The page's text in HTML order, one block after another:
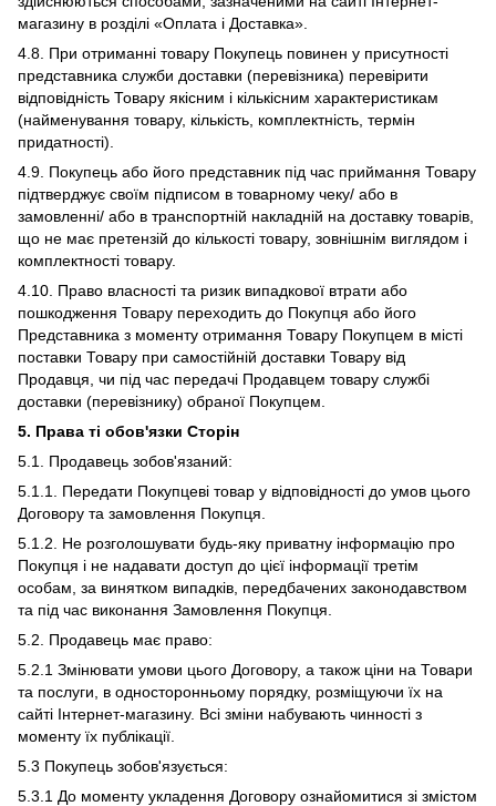
магазину в розділі «Оплата і Доставка».
4.8. При отриманні товару Покупець повинен у присутності
представника служби доставки (перевізника) перевірити
відповідність Товару якісним і кількісним характеристикам
(найменування товару, кількість, комплектність, термін
придатності).
4.9. Покупець або його представник під час приймання Товару
підтверджує своїм підписом в товарному чеку/ або в
замовленні/ або в транспортній накладній на доставку товарів,
що не має претензій до кількості товару, зовнішнім виглядом і
комплектності товару.
4.10. Право власності та ризик випадкової втрати або
пошкодження Товару переходить до Покупця або його
Представника з моменту отримання Товару Покупцем в місті
поставки Товару при самостійній доставки Товару від
Продавця, чи під час передачі Продавцем товару службі
доставки (перевізнику) обраної Покупцем.
5. Права ті обов'язки Сторін
5.1. Продавець зобов'язаний:
5.1.1. Передати Покупцеві товар у відповідності до умов цього
Договору та замовлення Покупця.
5.1.2. Не розголошувати будь-яку приватну інформацію про
Покупця і не надавати доступ до цієї інформації третім
особам, за винятком випадків, передбачених законодавством
та під час виконання Замовлення Покупця.
5.2. Продавець має право:
5.2.1 Змінювати умови цього Договору, а також ціни на Товари
та послуги, в односторонньому порядку, розміщуючи їх на
сайті Інтернет-магазину. Всі зміни набувають чинності з
моменту їх публікації.
5.3 Покупець зобов'язується:
5.3.1 До моменту укладення Договору ознайомитися зі змістом